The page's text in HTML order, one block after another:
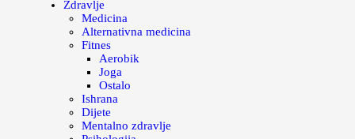
Zdravlje
Medicina
Alternativna medicina
Fitnes
Aerobik
Joga
Ostalo
Ishrana
Dijete
Mentalno zdravlje